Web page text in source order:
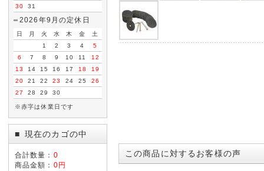
30
31
2026年9月の定休日
日 月 火 水 木 金
土
1
2 3 4
5
6
7 8 9 10 11
12
13
14 15 16 17 18
19
20
21 22 23 24 25
26
27
28 29 30
※赤字は休業日です
■ 現在のカゴの中
合計数量： 0
商品金額： 0円
この商品に対するお客様の声